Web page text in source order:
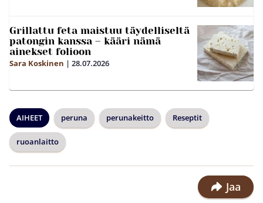
Grillattu feta maistuu täydelliseltä
patongin kanssa – kääri nämä
ainekset folioon
Sara Koskinen | 28.07.2026
AIHEET peruna perunakeitto Reseptit
ruoanlaitto
Jaa